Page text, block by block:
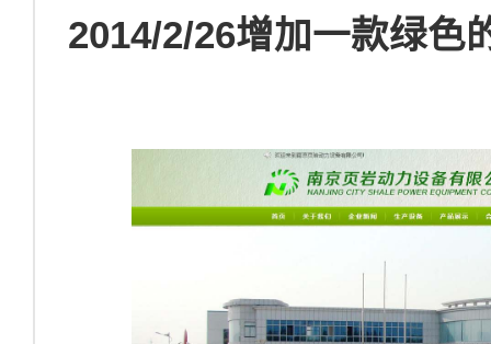
2014/2/26增加一款绿色